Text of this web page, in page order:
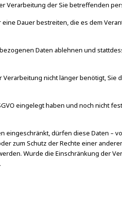
Verarbeitung der Sie betreffenden
Dauer bestreiten, die es dem
Daten ablehnen und
nicht länger benötigt,
eingelegt haben und noch nicht
dürfen diese Daten –
zum Schutz der Rechte einer
Wurde die Einschränkung der